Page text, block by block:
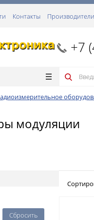
Контакты Производители
+7
модуляции